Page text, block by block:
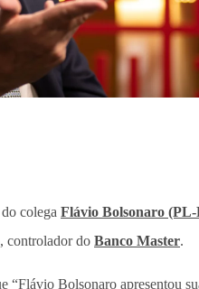
colega Flávio Bolsonaro
controlador do Banco Master.
Bolsonaro apresentou